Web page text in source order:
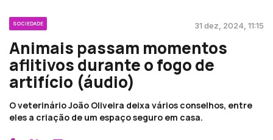
SOCIEDADE 31 dez, 2024, 11:15
Animais passam momentos
aflitivos durante o fogo de
artifício (áudio)
O veterinário João Oliveira deixa vários conselhos, entre
eles a criação de um espaço seguro em casa.